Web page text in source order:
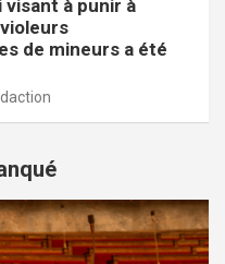
à punir à
de mineurs a été